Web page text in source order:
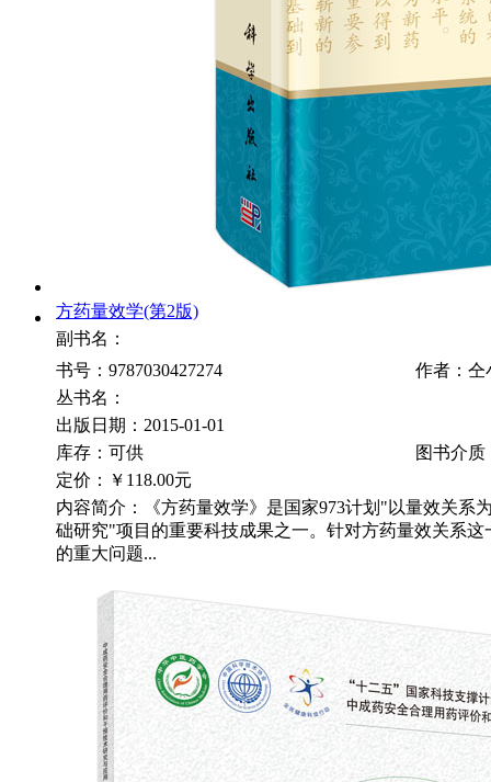
方药量效学(第2版)
副书名：
书号：9787030427274
作者：仝
丛书名：
出版日期：2015-01-01
库存：可供
图书介质
定价：
￥118.00元
内容简介：《方药量效学》是国家973计划"以量效关系
础研究"项目的重要科技成果之一。针对方药量效关系这
的重大问题...